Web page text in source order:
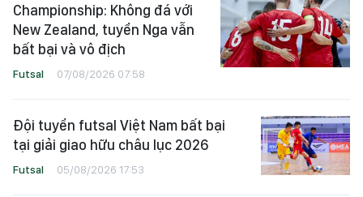
Championship: Không đá với
New Zealand, tuyển Nga vẫn
bất bại và vô địch
Futsal 07/08/2026 07:58
Đội tuyển futsal Việt Nam bất bại
tại giải giao hữu châu lục 2026
Futsal 05/08/2026 17:53